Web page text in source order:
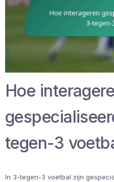
Hoe
tegen-3
In 3-tegen-3 voetbal zijn